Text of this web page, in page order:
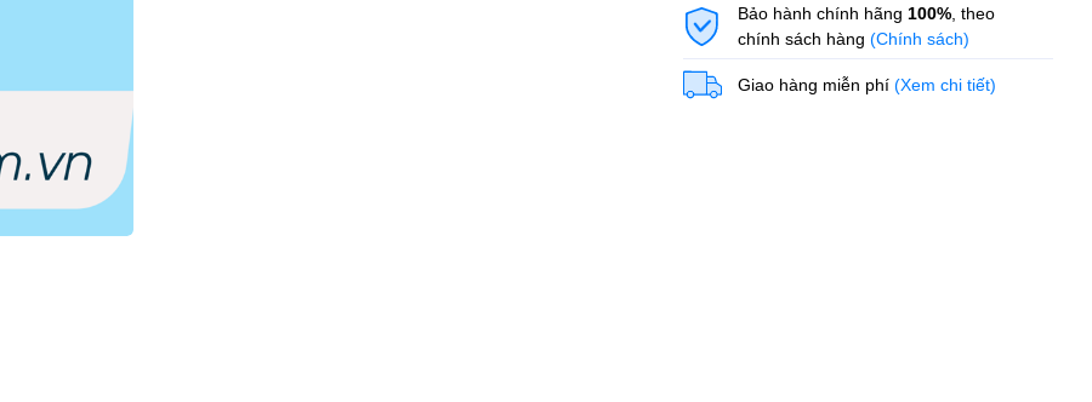
Bảo hành chính hãng 100%, theo
chính sách hàng (Chính sách)
Giao hàng miễn phí (Xem chi tiết)